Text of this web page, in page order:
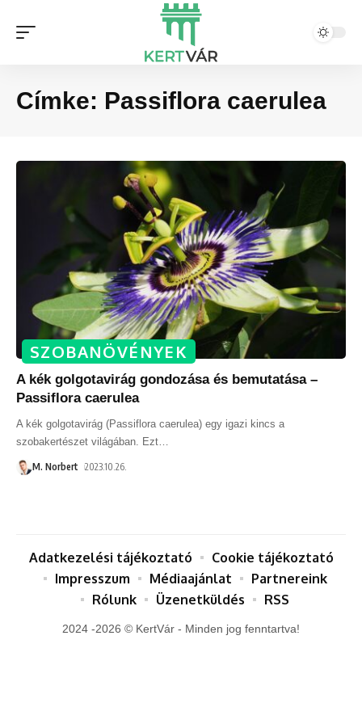
Címke: Passiflora caerulea
SZOBANÖVÉNYEK
A kék golgotavirág gondozása és bemutatása –
Passiflora caerulea
A kék golgotavirág (Passiflora caerulea) egy igazi kincs a
szobakertészet világában. Ezt
M. Norbert 2023.10.26.
2024 -2026 © KertVár - Minden jog fenntartva!
Adatkezelési tájékoztató
Cookie tájékoztató
Impresszum
Médiaajánlat
Partnereink
Rólunk
Üzenetküldés RSS